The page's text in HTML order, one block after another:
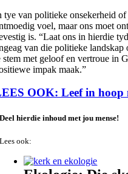
tye van politieke onsekerheid
voel, maar ons moet
is. “Laat ons in hierdie
van die politieke
stem met geloof en vertroue in
impak maak.”
OOK: Leef in hoop
Deel hierdie inhoud met jou mense!
Lees ook: